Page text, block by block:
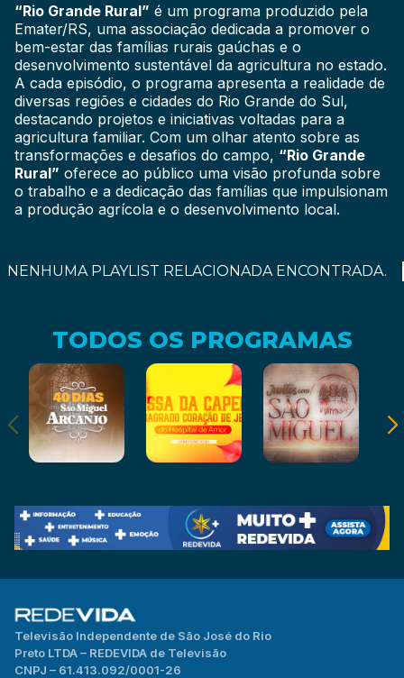
“Rio Grande Rural” é um programa produzido pela
Emater/RS, uma associação dedicada a promover o
bem-estar das famílias rurais gaúchas e o
desenvolvimento sustentável da agricultura no estado.
A cada episódio, o programa apresenta a realidade de
diversas regiões e cidades do Rio Grande do Sul,
destacando projetos e iniciativas voltadas para a
agricultura familiar. Com um olhar atento sobre as
transformações e desafios do campo, “Rio Grande
Rural” oferece ao público uma visão profunda sobre
o trabalho e a dedicação das famílias que impulsionam
a produção agrícola e o desenvolvimento local.
NENHUMA PLAYLIST RELACIONADA ENCONTRADA.
TODOS OS PROGRAMAS
Televisão Independente de São José do Rio
Preto LTDA – REDEVIDA de Televisão
CNPJ – 61.413.092/0001-26